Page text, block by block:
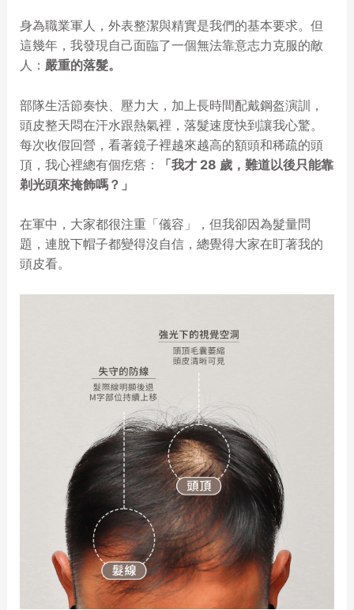
身為職業軍人，外表整潔與精實是我們的基本要求。但
這幾年，我發現自己面臨了一個無法靠意志力克服的敵
人： 嚴重的落髮。
部隊生活節奏快、壓力大，加上長時間配戴鋼盔演訓，
頭皮整天悶在汗水跟熱氣裡，落髮速度快到讓我心驚。
每次收假回營，看著鏡子裡越來越高的額頭和稀疏的頭
頂，我心裡總有個疙瘩：
「我才 28 歲，難道以後只能靠
剃光頭來掩飾嗎？」
在軍中，大家都很注重「儀容」，但我卻因為髮量問
題，連脫下帽子都變得沒自信，總覺得大家在盯著我的
頭皮看。